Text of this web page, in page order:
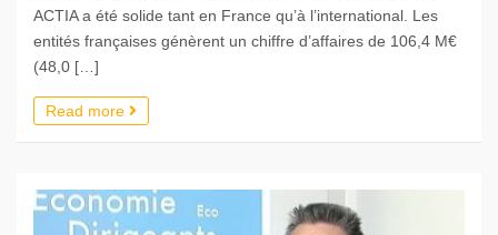
ACTIA a été solide tant en France qu’à l’international. Les
entités françaises génèrent un chiffre d’affaires de 106,4 M€
(48,0 […]
Read more